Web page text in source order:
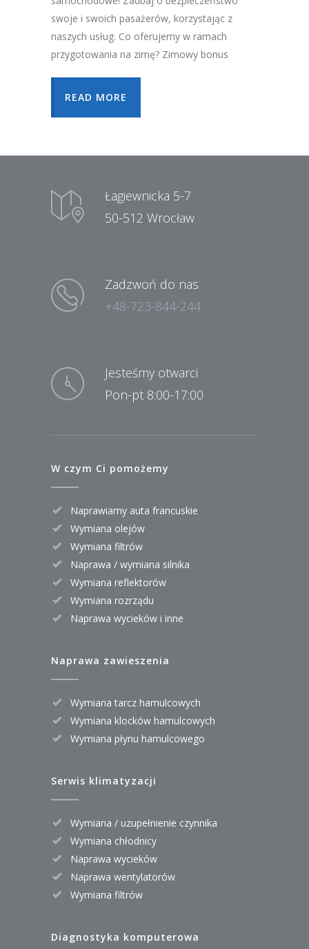
swoje i swoich pasażerów, korzystając z
naszych usług. Co oferujemy w ramach
przygotowania na zimę? Zimowy bonus
READ MORE
Łagiewnicka 5-7
50-512 Wrocław
Zadzwoń do nas
+48-723-844-244
Jesteśmy otwarci
Pon-pt 8:00-17:00
W czym Ci pomożemy
Naprawiamy auta francuskie
Wymiana olejów
Wymiana filtrów
Naprawa / wymiana silnika
Wymiana reflektorów
Wymiana rozrządu
Naprawa wycieków i inne
Naprawa zawieszenia
Wymiana tarcz hamulcowych
Wymiana klocków hamulcowych
Wymiana płynu hamulcowego
Serwis klimatyzacji
Wymiana / uzupełnienie czynnika
Wymiana chłodnicy
Naprawa wycieków
Naprawa wentylatorów
Wymiana filtrów
Diagnostyka komputerowa